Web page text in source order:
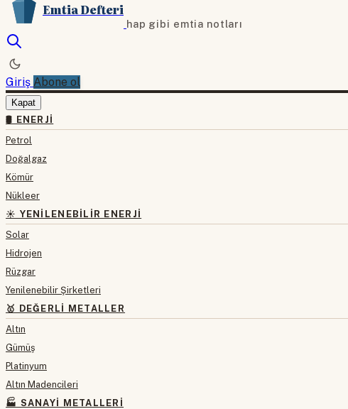
Emtia Defteri
hap gibi emtia notları
Giriş Abone ol
Kapat
🛢 ENERJI
Petrol
Doğalgaz
Kömür
Nükleer
☀️ YENILENEBILIR ENERJI
Solar
Hidrojen
Rüzgar
Yenilenebilir Şirketleri
🥇 DEĞERLI METALLER
Altın
Gümüş
Platinyum
Altın Madencileri
🏭 SANAYI METALLERI